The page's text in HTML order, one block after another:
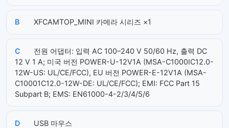
B XFCAMTOP_MINI 카메라 시리즈 ×1
C
전원 어댑터: 입력 AC 100–240 V 50/60 Hz, 출력 DC
12 V 1 A; 미국 버전 POWER-U-12V1A (MSA-C1000IC12.0-
12W-US: UL/CE/FCC), EU 버전 POWER-E-12V1A (MSA-
C10001C12.0-12W-DE: UL/CE/FCC); EMI: FCC Part 15
Subpart B; EMS: EN61000-4-2/3/4/5/6
D USB 마우스